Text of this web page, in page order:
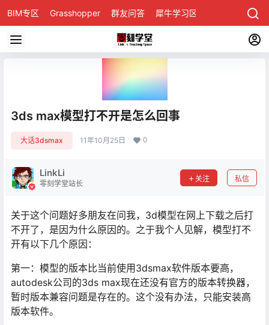
BIM专区 Grasshopper 群友问答 犀牛学习区
3ds max模型打不开是怎么回事
大话3dsmax 11年10月25日 0
LinkLi
零刻学堂站长
关注 私信
关于这个问题好多朋友在问我，3d模型在网上下载之后打
不开了，是因为什么原因的。之于我个人见解，模型打不
开有以下几个原因：
第一：模型的版本比当前使用3dsmax软件版本要高，
autodesk公司的3ds max现在还没有官方的版本转换器，
暂时版本兼容问题是存在的。这个没有办法，只能安装高
版本软件。